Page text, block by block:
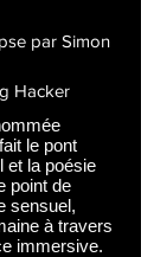
par Simon
Hacker
le pont
et la poésie
point de
sensuel,
à travers
immersive.